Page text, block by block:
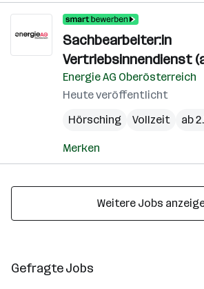
Sachbearbeiter:in
Vertriebsinnendienst
Energie AG Oberösterreich
Heute veröffentlicht
Hörsching
Vollzeit ab
Merken
Weitere Jobs
Gefragte Jobs